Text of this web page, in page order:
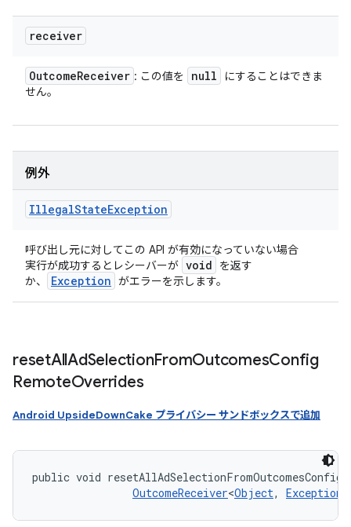
receiver
OutcomeReceiver : この値を null
にすることはできま
せん。
例外
IllegalStateException
呼び出し元に対してこの API が有効になっていない場合
実行が成功するとレシーバーが void
を返す
か、
Exception がエラーを示します。
resetAllAdSelectionFromOutcomesConfig
RemoteOverrides
Android UpsideDownCake プライバシー サンドボックスで追加
public void
OutcomeReceiver<Object, Exception